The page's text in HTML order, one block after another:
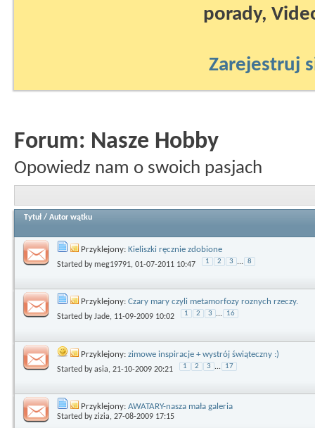
porady,
Zarejestruj
Forum: Nasze Hobby
Opowiedz nam o swoich pasjach
Tytuł / Autor wątku
Przyklejony: Kieliszki ręcznie zdobione
Started bymeg19791, 01-07-2011 10:47 1 2 3 ... 8
Przyklejony: Czary mary czyli metamorfozy roznych rzeczy.
Started byJade, 11-09-2009 10:02 1 2 3 ... 16
Przyklejony: zimowe inspiracje + wystrój świąteczny :)
Started byasia, 21-10-2009 20:21 1 2 3 ... 17
Przyklejony: AWATARY-nasza mała galeria
Started byzizia, 27-08-2009 17:15